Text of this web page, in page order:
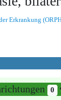
Erkrankung
0